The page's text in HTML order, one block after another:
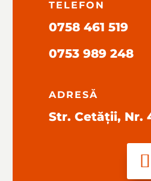
TELEFON
0758 461 519
0753 989 248
ADRESĂ
Str. Cetății, Nr.